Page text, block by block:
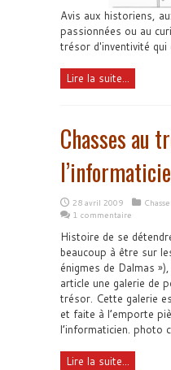
Avis aux historiens,
passionnées ou au
trésor d'inventivité qui
Lire la suite...
Chasses au
28 avril 2009
1 commentaire
Histoire de se
beaucoup à être sur
énigmes de Dalmas
article une galerie de
trésor. Cette galerie
et faite à l’emporte
l’informaticien. photo
Lire la suite...